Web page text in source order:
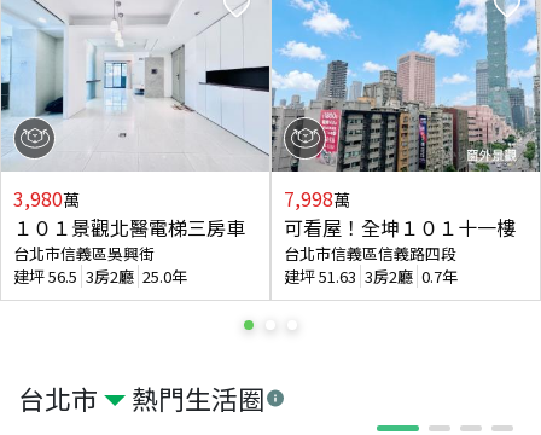
台北市 熱門生活圈
3,980萬
１０１景觀北醫電梯三房車
台北市信義區吳興街
建坪56.5 3房2廳 25.0年
7,998萬
可看屋！全坤１０１十一樓
台北市信義區信義路四段
建坪51.63 3房2廳 0.7年